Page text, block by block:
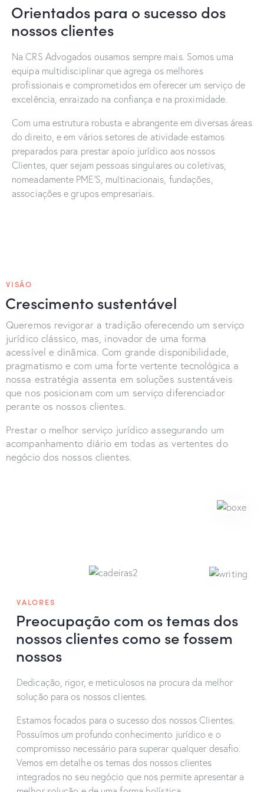
Orientados para o sucesso dos
nossos clientes
Na CRS Advogados ousamos sempre mais. Somos uma
equipa multidisciplinar que agrega os melhores
profissionais e comprometidos em oferecer um serviço de
excelência, enraizado na confiança e na proximidade.
Com uma estrutura robusta e abrangente em diversas áreas
do direito, e em vários setores de atividade estamos
preparados para prestar apoio jurídico aos nossos
Clientes, quer sejam pessoas singulares ou coletivas,
nomeadamente PME’S, multinacionais, fundações,
associações e grupos empresariais.
VISÃO
Crescimento sustentável
Queremos revigorar a tradição oferecendo um serviço
jurídico clássico, mas, inovador de uma forma
acessível e dinâmica. Com grande disponibilidade,
pragmatismo e com uma forte vertente tecnológica a
nossa estratégia assenta em soluções sustentáveis
que nos posicionam com um serviço diferenciador
perante os nossos clientes.
Prestar o melhor serviço jurídico assegurando um
acompanhamento diário em todas as vertentes do
negócio dos nossos clientes.
VALORES
Preocupação com os temas dos
nossos clientes como se fossem
nossos
Dedicação, rigor, e meticulosos na procura da melhor
solução para os nossos clientes.
Estamos focados para o sucesso dos nossos Clientes.
Possuímos um profundo conhecimento jurídico e o
compromisso necessário para superar qualquer desafio.
Vemos em detalhe os temas dos nossos clientes
integrados no seu negócio que nos permite apresentar a